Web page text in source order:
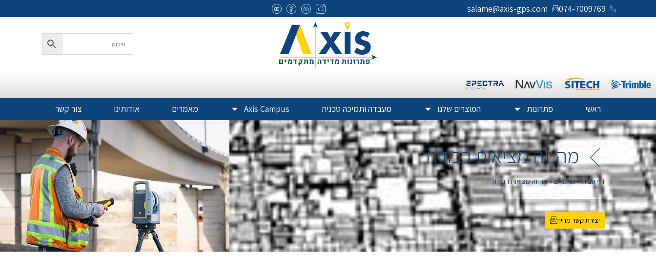
074-7009769
salame@axis-gps.com
ראשי פתרונות המוצרים שלנו מעבדה ותמיכה טכנית Axis Campus מאמרים אודותינו צור קשר
מה זה מציאות רבודה
דף הבית»מאמרים»מה זה מציאות רבודה
יצירת קשר מהיר